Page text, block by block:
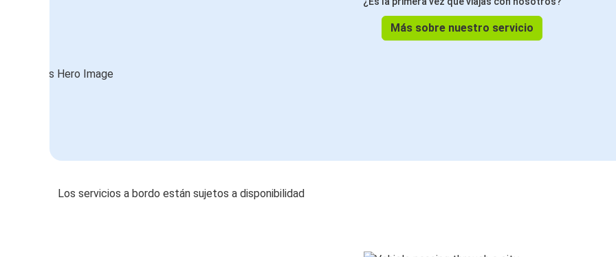
Más sobre nuestro servicio
Los servicios a bordo están sujetos a disponibilidad